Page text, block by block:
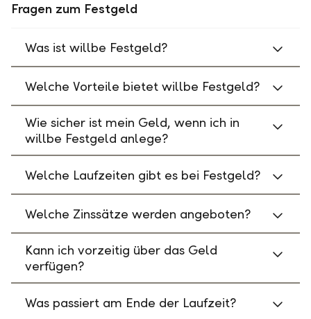
Fragen zum Festgeld
Was ist willbe Festgeld?
Welche Vorteile bietet willbe Festgeld?
Wie sicher ist mein Geld, wenn ich in
willbe Festgeld anlege?
Welche Laufzeiten gibt es bei Festgeld?
Welche Zinssätze werden angeboten?
Kann ich vorzeitig über das Geld
verfügen?
Was passiert am Ende der Laufzeit?